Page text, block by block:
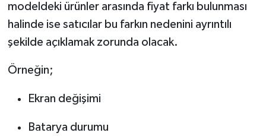
modeldeki ürünler arasında fiyat farkı bulunması
halinde ise satıcılar bu farkın nedenini ayrıntılı
şekilde açıklamak zorunda olacak.
Örneğin;
Ekran değişimi
Batarya durumu